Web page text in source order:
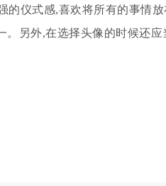
的仪式感,喜欢将所有的事情
另外,在选择头像的时候还